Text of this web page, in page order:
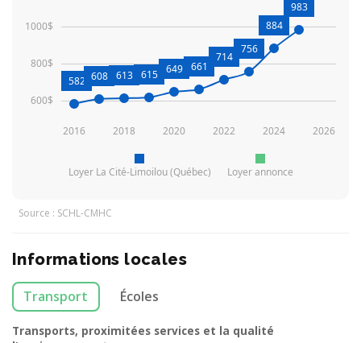
Loyer La Cité-Limoilou (Québec) Loyer annonce
2016 2018 2020 2022 2024 2026
600$
800$
1000$
582 608 613 615 649 661
714
756
884
983
Source : SCHL-CMHC
Informations locales
Transport Écoles
Transports, proximitées services et la qualité